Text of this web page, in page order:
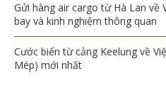
Gửi hàng air cargo từ Hà Lan về
bay và kinh nghiệm thông quan
Cước biển từ cảng Keelung về
Mép) mới nhất